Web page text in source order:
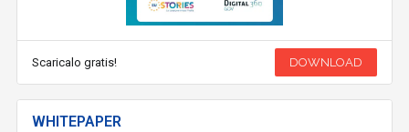
Scaricalo gratis! DOWNLOAD
WHITEPAPER